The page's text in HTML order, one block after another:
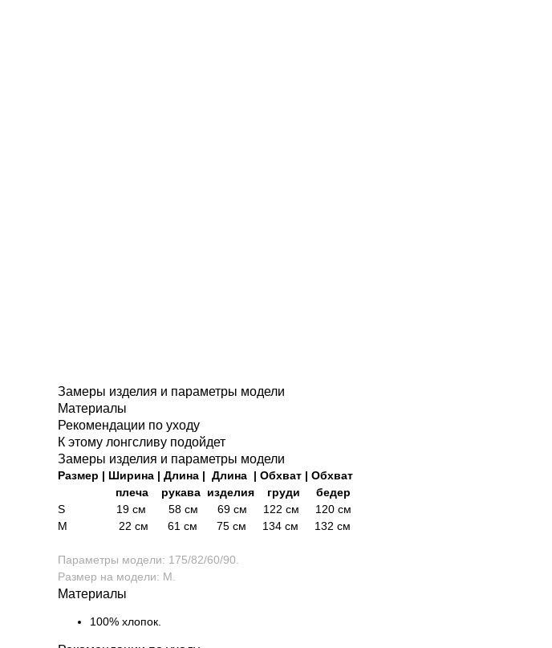
Замеры изделия и параметры модели
Материалы
Рекомендации по уходу
К этому лонгсливу подойдет
Замеры изделия и параметры модели
Размер | Ширина | Длина | Длина | Обхват | Обхват
плеча рукава изделия груди бедер
S
19 см 58 см 69 см 122 см 120 см
М 22 см 61 см 75 см 134 см 132 см
Параметры модели: 175/82/60/90.
Размер на модели: M.
Материалы
100% хлопок.